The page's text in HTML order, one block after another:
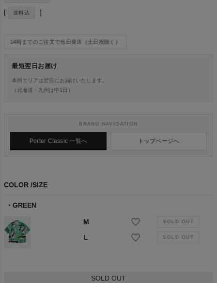
送料込
14時までのご注文で当日発送（土日祝除く）
最短翌日お届け
本州エリアは翌日にお届けいたします。
（北海道・九州は中1日）
BRAND NAVIGATION
Porter Classic 一覧へ トップページへ
COLOR SIZE
GREEN
M
L
SOLD OUT